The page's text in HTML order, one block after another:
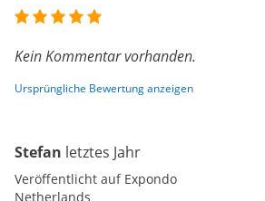
Kein Kommentar vorhanden.
Ursprüngliche Bewertung anzeigen
Stefan letztes Jahr
Veröffentlicht auf Expondo
Netherlands